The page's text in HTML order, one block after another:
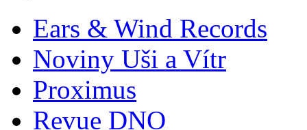
Ears & Wind Records
Noviny Uši a Vítr
Proximus
Revue DNO